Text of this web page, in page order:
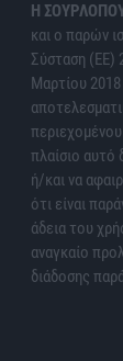
H
και ο παρών
Σύσταση (ΕΕ)
Μαρτίου 2018
πλαίσιο αυτό
ή/και να
ότι είναι
άδεια του
αναγκαίο
διάδοσης